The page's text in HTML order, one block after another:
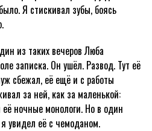
Я стискивал зубы, боясь
из таких вечеров Люба
записка. Он ушёл. Развод. Тут её
сбежал, её ещё и с работы
за ней, как за маленькой:
ночные монологи. Но в один
увидел её с чемоданом.